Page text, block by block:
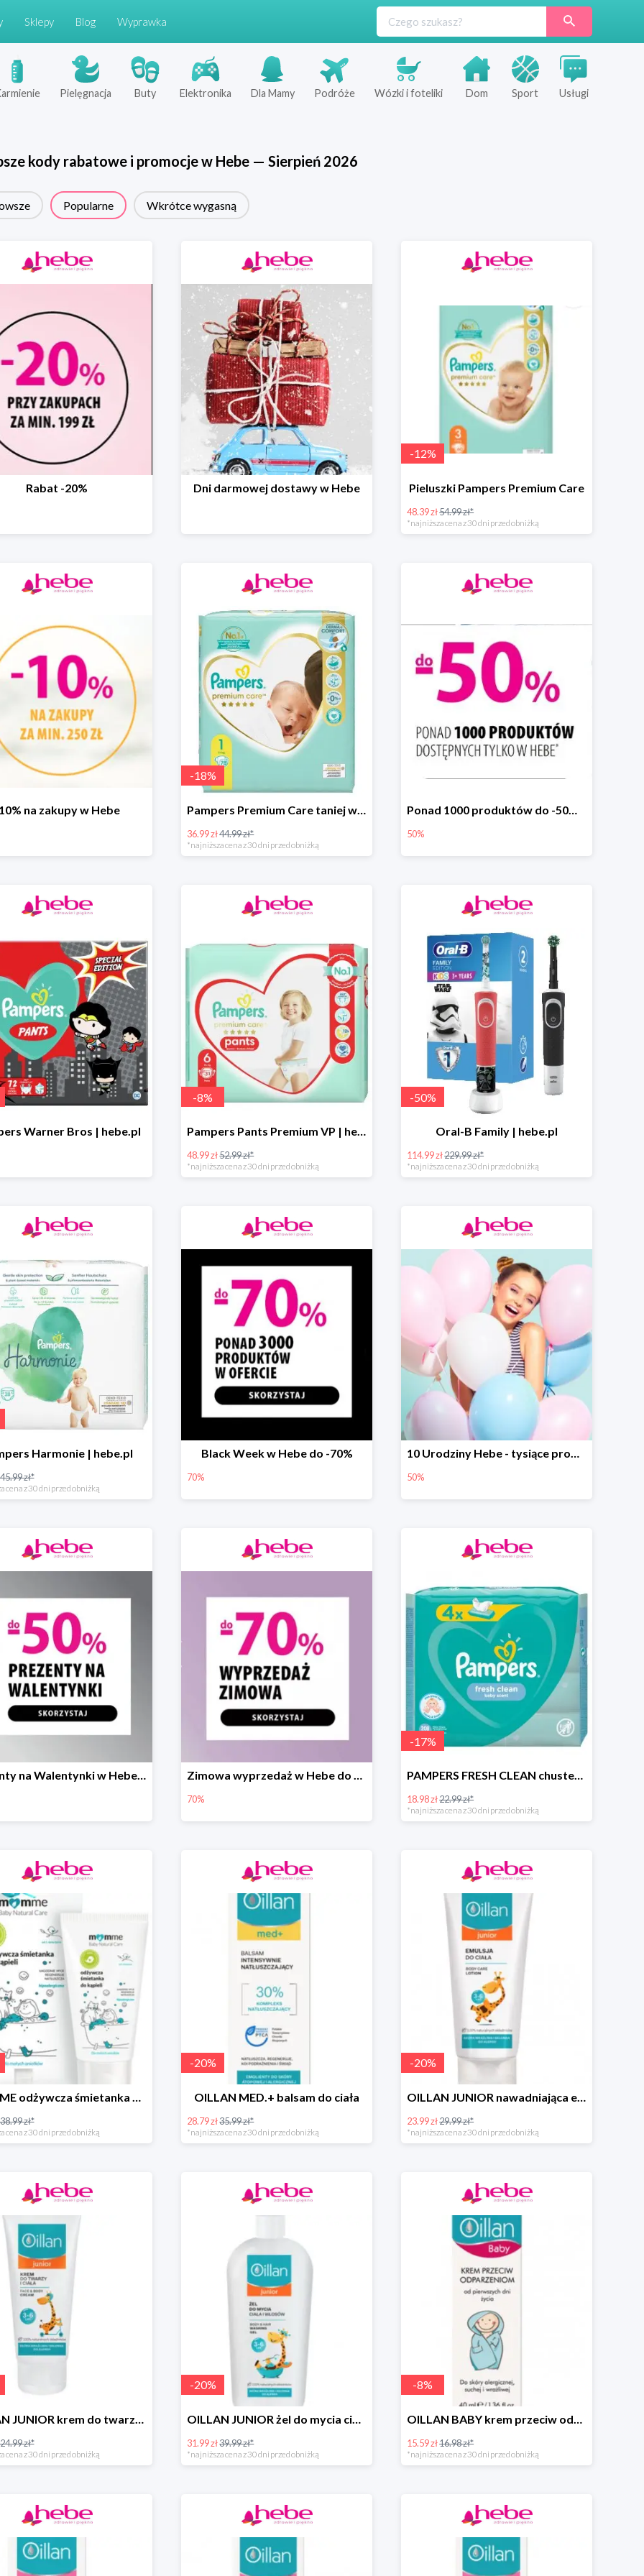
Sklepy Blog Wyprawka
Pielęgnacja Buty Elektronika Dla Mamy Podróże Wózki i foteliki Dom Sport Usługi
kody rabatowe i promocje w Hebe— Sierpień 2026
Popularne Wkrótce wygasną
Rabat -20% Dni darmowej dostawy w Hebe
-12%
Pieluszki Pampers Premium Care
48.39 zł54.99 zł*
*najniższa cena z 30 dni przed obniżką
na zakupy w Hebe
-18%
Pampers Premium Care taniej w hebe.pl
36.99 zł44.99 zł*
*najniższa cena z 30 dni przed obniżką
Ponad 1000 produktów do -50% taniej
50%
Warner Bros | hebe.pl
-8%
Pampers Pants Premium VP | hebe.pl
48.99 zł52.99 zł*
*najniższa cena z 30 dni przed obniżką
-50%
Oral-B Family | hebe.pl
114.99 zł229.99 zł*
*najniższa cena z 30 dni przed obniżką
Harmonie | hebe.pl
45.99 zł*
cena z 30 dni przed obniżką
Black Week w Hebe do -70%
70%
10 Urodziny Hebe - tysiące produktów do -50%
50%
Prezenty na Walentynki w Hebe do -50% Zimowa wyprzedaż w Hebe do -70%
70%
-17%
PAMPERS FRESH CLEAN chusteczki nawilżane
18.98 zł22.99 zł*
*najniższa cena z 30 dni przed obniżką
MOMME odżywcza śmietanka do kąpieli
38.99 zł*
cena z 30 dni przed obniżką
-20%
OILLAN MED.+ balsam do ciała
28.79 zł35.99 zł*
*najniższa cena z 30 dni przed obniżką
-20%
OILLAN JUNIOR nawadniająca emulsja do ciała, 200 ml
23.99 zł29.99 zł*
*najniższa cena z 30 dni przed obniżką
OILLAN JUNIOR krem do twarzy i ciała, 75 ml
24.99 zł*
cena z 30 dni przed obniżką
-20%
OILLAN JUNIOR żel do mycia ciała i włosów, 400 ml
31.99 zł39.99 zł*
*najniższa cena z 30 dni przed obniżką
-8%
OILLAN BABY krem przeciw odparzeniom, 40 ml
15.59 zł16.98 zł*
*najniższa cena z 30 dni przed obniżką